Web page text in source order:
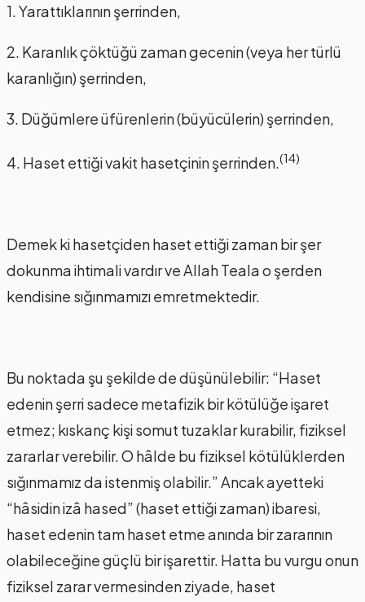
1. Yarattıklarının şerrinden,
2. Karanlık çöktüğü zaman gecenin (veya her türlü
karanlığın) şerrinden,
3. Düğümlere üfürenlerin (büyücülerin) şerrinden,
4. Haset ettiği vakit hasetçinin şerrinden.(14)
Demek ki hasetçiden haset ettiği zaman bir şer
dokunma ihtimali vardır ve Allah Teala o şerden
kendisine sığınmamızı emretmektedir.
Bu noktada şu şekilde de düşünülebilir: “Haset
edenin şerri sadece metafizik bir kötülüğe işaret
etmez; kıskanç kişi somut tuzaklar kurabilir, fiziksel
zararlar verebilir. O hâlde bu fiziksel kötülüklerden
sığınmamız da istenmiş olabilir.” Ancak ayetteki
“hâsidin izâ hased” (haset ettiği zaman) ibaresi,
haset edenin tam haset etme anında bir zararının
olabileceğine güçlü bir işarettir. Hatta bu vurgu onun
fiziksel zarar vermesinden ziyade, haset